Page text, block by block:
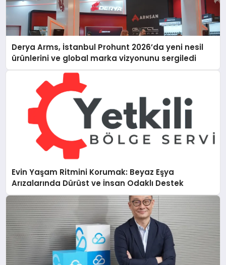
Derya Arms, İstanbul Prohunt 2026’da yeni nesil
ürünlerini ve global marka vizyonunu sergiledi
Evin Yaşam Ritmini Korumak: Beyaz Eşya
Arızalarında Dürüst ve İnsan Odaklı Destek